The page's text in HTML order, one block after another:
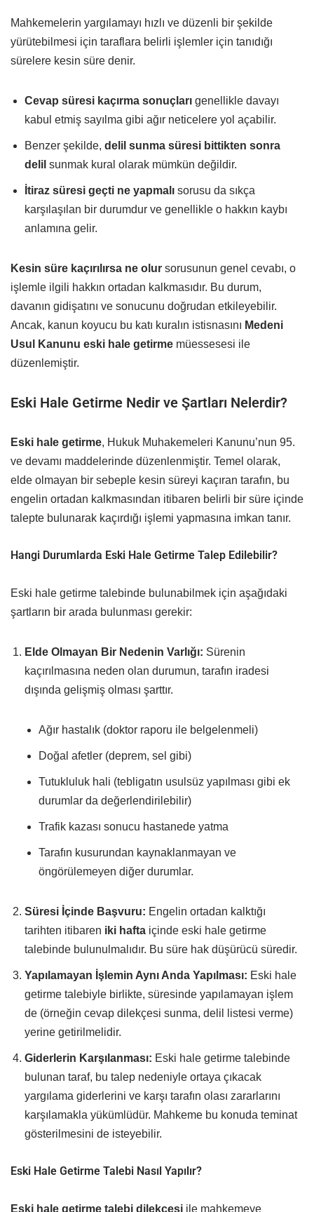
Mahkemelerin yargılamayı hızlı ve düzenli bir şekilde
yürütebilmesi için taraflara belirli işlemler için tanıdığı
sürelere kesin süre denir.
Cevap süresi kaçırma sonuçları genellikle davayı
kabul etmiş sayılma gibi ağır neticelere yol açabilir.
Benzer şekilde, delil sunma süresi bittikten sonra
delil sunmak kural olarak mümkün değildir.
İtiraz süresi geçti ne yapmalı sorusu da sıkça
karşılaşılan bir durumdur ve genellikle o hakkın kaybı
anlamına gelir.
Kesin süre kaçırılırsa ne olur sorusunun genel cevabı, o
işlemle ilgili hakkın ortadan kalkmasıdır. Bu durum,
davanın gidişatını ve sonucunu doğrudan etkileyebilir.
Ancak, kanun koyucu bu katı kuralın istisnasını Medeni
Usul Kanunu eski hale getirme müessesesi ile
düzenlemiştir.
Eski Hale Getirme Nedir ve Şartları Nelerdir?
Eski hale getirme, Hukuk Muhakemeleri Kanunu’nun 95.
ve devamı maddelerinde düzenlenmiştir. Temel olarak,
elde olmayan bir sebeple kesin süreyi kaçıran tarafın, bu
engelin ortadan kalkmasından itibaren belirli bir süre içinde
talepte bulunarak kaçırdığı işlemi yapmasına imkan tanır.
Hangi Durumlarda Eski Hale Getirme Talep Edilebilir?
Eski hale getirme talebinde bulunabilmek için aşağıdaki
şartların bir arada bulunması gerekir:
Elde Olmayan Bir Nedenin Varlığı: Sürenin
kaçırılmasına neden olan durumun, tarafın iradesi
dışında gelişmiş olması şarttır.
Ağır hastalık (doktor raporu ile belgelenmeli)
Doğal afetler (deprem, sel gibi)
Tutukluluk hali (tebligatın usulsüz yapılması gibi ek
durumlar da değerlendirilebilir)
Trafik kazası sonucu hastanede yatma
Tarafın kusurundan kaynaklanmayan ve
öngörülemeyen diğer durumlar.
Süresi İçinde Başvuru: Engelin ortadan kalktığı
tarihten itibaren iki hafta içinde eski hale getirme
talebinde bulunulmalıdır. Bu süre hak düşürücü süredir.
Yapılamayan İşlemin Aynı Anda Yapılması: Eski hale
getirme talebiyle birlikte, süresinde yapılamayan işlem
de (örneğin cevap dilekçesi sunma, delil listesi verme)
yerine getirilmelidir.
Giderlerin Karşılanması: Eski hale getirme talebinde
bulunan taraf, bu talep nedeniyle ortaya çıkacak
yargılama giderlerini ve karşı tarafın olası zararlarını
karşılamakla yükümlüdür. Mahkeme bu konuda teminat
gösterilmesini de isteyebilir.
Eski Hale Getirme Talebi Nasıl Yapılır?
Eski hale getirme talebi dilekçesi ile mahkemeye